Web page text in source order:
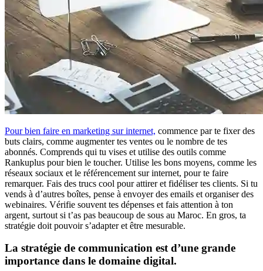
Pour bien faire en marketing sur internet, commence par te fixer des
buts clairs, comme augmenter tes ventes ou le nombre de tes
abonnés. Comprends qui tu vises et utilise des outils comme
Rankuplus pour bien le toucher. Utilise les bons moyens, comme les
réseaux sociaux et le référencement sur internet, pour te faire
remarquer. Fais des trucs cool pour attirer et fidéliser tes clients. Si tu
vends à d’autres boîtes, pense à envoyer des emails et organiser des
webinaires. Vérifie souvent tes dépenses et fais attention à ton
argent, surtout si t’as pas beaucoup de sous au Maroc. En gros, ta
stratégie doit pouvoir s’adapter et être mesurable.
La stratégie de communication est d’une grande
importance dans le domaine digital.